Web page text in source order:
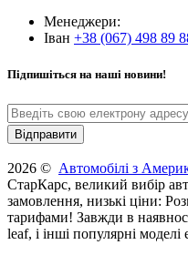
Менеджери:
Іван +38 (067) 498 89
Підпишіться на наші новини!
2026 © Автомобілі з
СтарКарс, великий вибір
замовлення, низькі ціни:
тарифами! Завжди в
leaf, і інші популярні моделі